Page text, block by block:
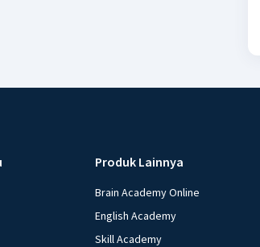
Produk Lainnya
Brain Academy Online
English Academy
Skill Academy